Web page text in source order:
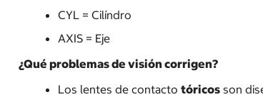
CYL = Cilíndro
AXIS = Eje
¿Qué problemas de visión corrigen?
Los lentes de contactotóricos son